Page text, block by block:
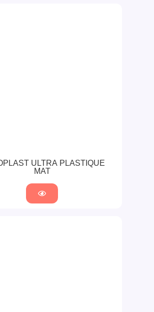
ULTRA PLASTIQUE
MAT